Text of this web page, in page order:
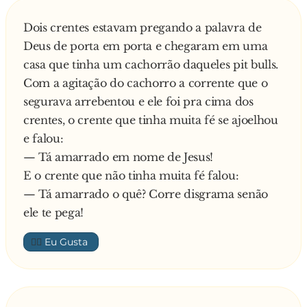
afastar.
De repente, passa um pombo, voado baixo, e
lasca uma cagada bem na cabeça do Zé.
Ele tira o "p**... de paia" da boca, passa a mão
pela cabeça e, ao constatar o que havia lhe caído
das alturas, diz sem titubear:
— ... É Juca, pensano bem, Deus "fais" as coisa
certin. Já pensô se esse bicho avuasse sô ?!?.
Dois crentes estavam pregando a palavra de
Deus de porta em porta e chegaram em uma
casa que tinha um cachorrão daqueles pit bulls.
Com a agitação do cachorro a corrente que o
segurava arrebentou e ele foi pra cima dos
crentes, o crente que tinha muita fé se ajoelhou
e falou:
— Tá amarrado em nome de Jesus!
E o crente que não tinha muita fé falou:
— Tá amarrado o quê? Corre disgrama senão
ele te pega!
👍🏼